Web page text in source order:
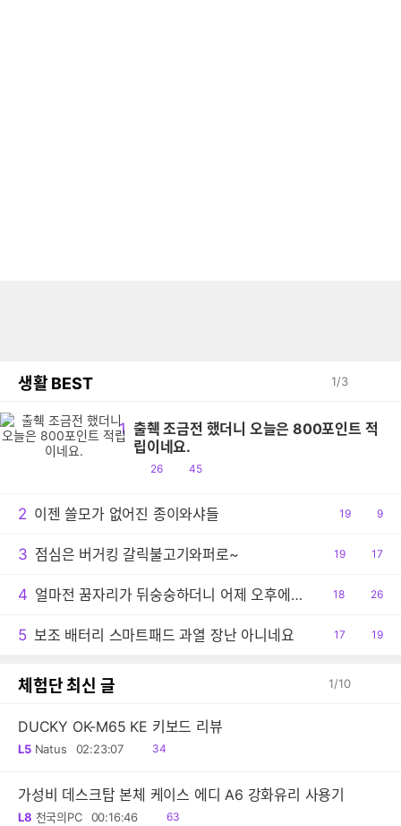
생활 BEST 1/3
1 출췍 조금전 했더니 오늘은 800포인트 적
립이네요.
공
26
댓
45
2 이젠 쓸모가 없어진 종이와샤들
공
19
댓
9
3 점심은 버거킹 갈릭불고기와퍼로~
공
19
댓
17
4 얼마전 꿈자리가 뒤숭숭하더니 어제 오후에는 결국 사고 당했습니다.
공
18
댓
26
5 보조 배터리 스마트패드 과열 장난 아니네요
공
17
댓
19
체험단 최신 글 1/10
DUCKY OK-M65 KE 키보드 리뷰
L5 Natus 02:23:07
읽
34
가성비 데스크탑 본체 케이스 에디 A6 강화유리 사용기
L8 천국의PC 00:16:46
읽
63